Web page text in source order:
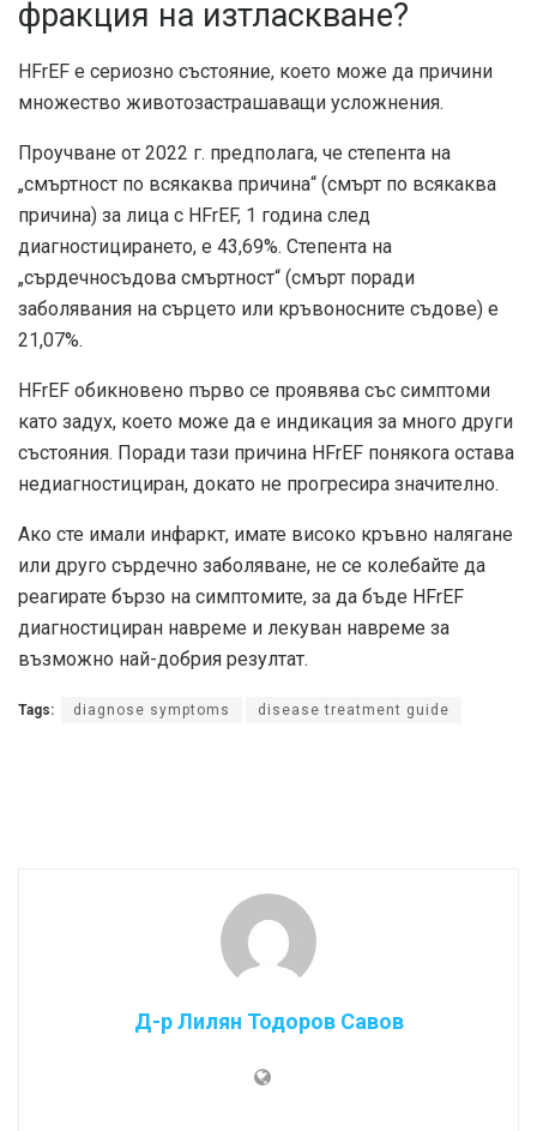
фракция на изтласкване?
HFrEF е сериозно състояние, което може да причини
множество животозастрашаващи усложнения.
Проучване от 2022 г. предполага, че степента на
„смъртност по всякаква причина“ (смърт по всякаква
причина) за лица с HFrEF, 1 година след
диагностицирането, е 43,69%. Степента на
„сърдечносъдова смъртност“ (смърт поради
заболявания на сърцето или кръвоносните съдове) е
21,07%.
HFrEF обикновено първо се проявява със симптоми
като задух, което може да е индикация за много други
състояния. Поради тази причина HFrEF понякога остава
недиагностициран, докато не прогресира значително.
Ако сте имали инфаркт, имате високо кръвно налягане
или друго сърдечно заболяване, не се колебайте да
реагирате бързо на симптомите, за да бъде HFrEF
диагностициран навреме и лекуван навреме за
възможно най-добрия резултат.
Tags: diagnose symptoms disease treatment guide
Д-р Лилян Тодоров Савов